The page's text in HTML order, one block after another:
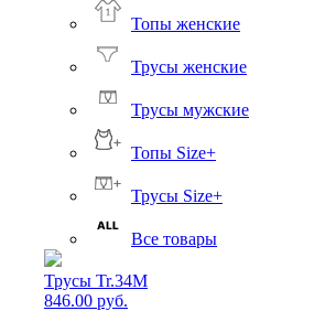
Топы женские
Трусы женские
Трусы мужские
Топы Size+
Трусы Size+
Все товары
Трусы Tr.34M
846.00 руб.